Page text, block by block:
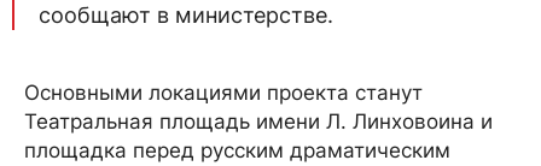
сообщают в министерстве.
Основными локациями проекта станут
Театральная площадь имени Л. Линховоина и
площадка перед русским драматическим